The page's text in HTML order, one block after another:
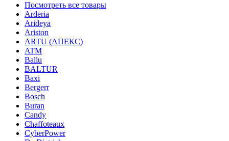
Посмотреть все товары
Arderia
Arideya
Ariston
ARTU (АПЕКС)
ATM
Ballu
BALTUR
Baxi
Bergerr
Bosch
Buran
Candy
Chaffoteaux
CyberPower